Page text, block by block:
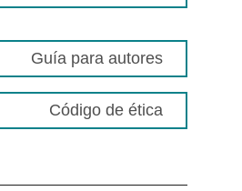
Guía para autores
Código de ética